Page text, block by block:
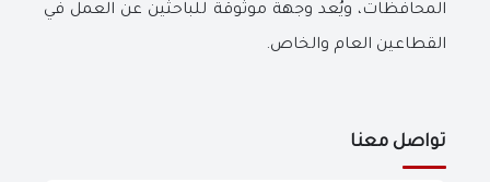
المحافظات، ويُعد وجهة موثوقة للباحثين عن العمل في
القطاعين العام والخاص.
تواصل معنا